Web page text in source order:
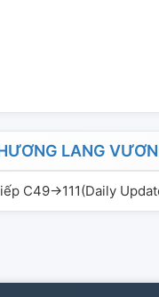
LANG
C49->111(daily